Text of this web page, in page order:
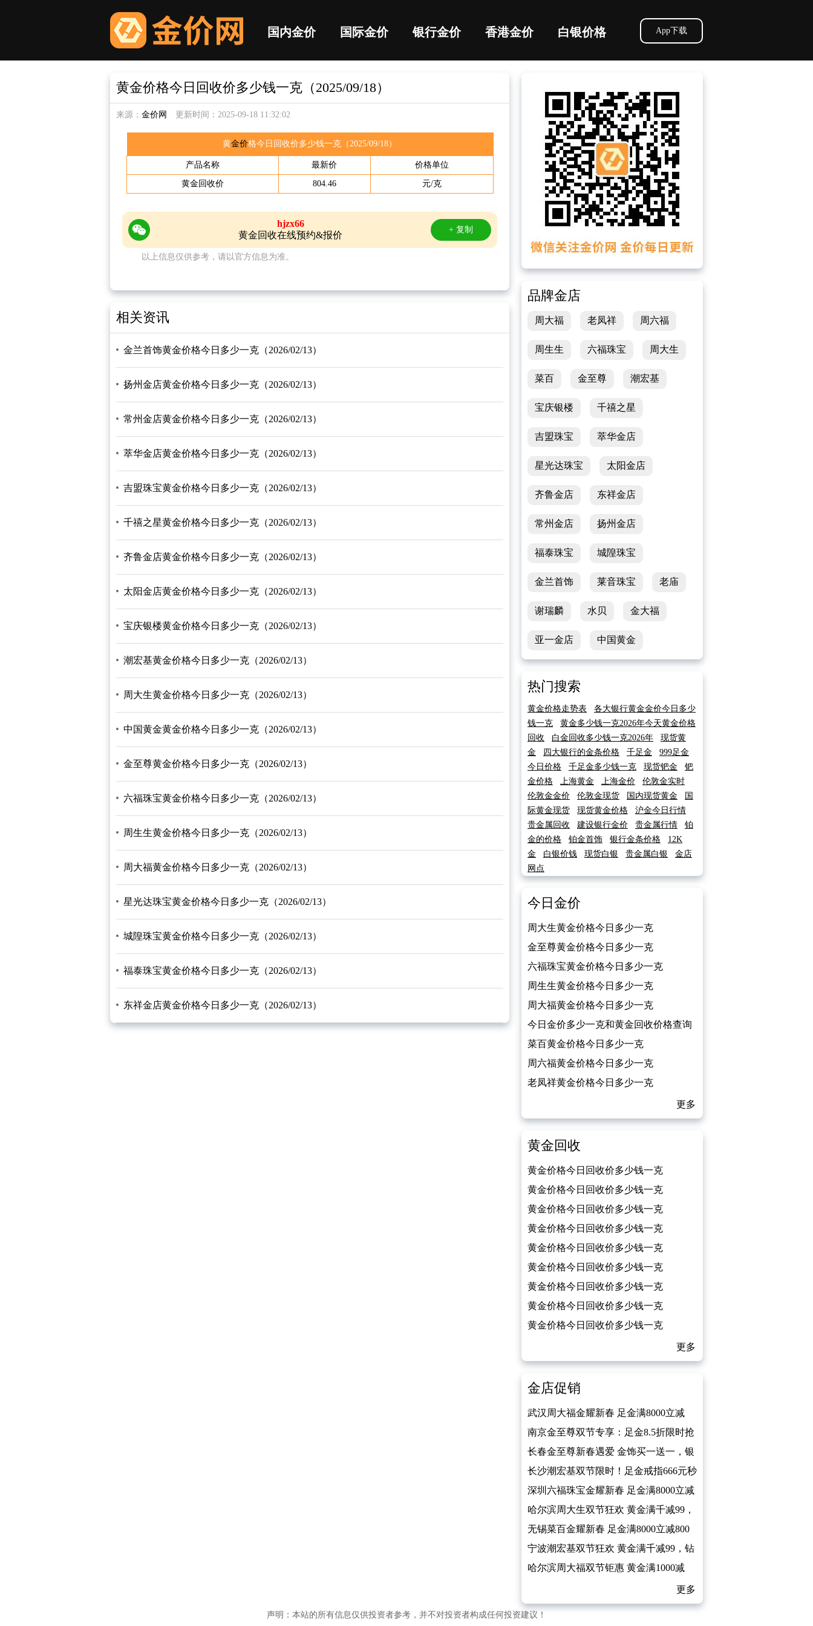
App下载
国内金价 国际金价 银行金价 香港金价 白银价格
黄金价格今日回收价多少钱一克（2025/09/18）
来源： 金价网 更新时间：2025-09-18 11:32:02
黄金价格今日回收价多少钱一克（2025/09/18）
产品名称 最新价 价格单位
黄金 回收价 804.46 元/克
hjzx66
黄金回收在线预约&报价
+ 复制
以上信息仅供参考，请以官方信息为准。
相关资讯
金兰首饰黄金价格今日多少一克（2026/02/13）
扬州金店黄金价格今日多少一克（2026/02/13）
常州金店黄金价格今日多少一克（2026/02/13）
萃华金店黄金价格今日多少一克（2026/02/13）
吉盟珠宝黄金价格今日多少一克（2026/02/13）
千禧之星黄金价格今日多少一克（2026/02/13）
齐鲁金店黄金价格今日多少一克（2026/02/13）
太阳金店黄金价格今日多少一克（2026/02/13）
宝庆银楼黄金价格今日多少一克（2026/02/13）
潮宏基黄金价格今日多少一克（2026/02/13）
周大生黄金价格今日多少一克（2026/02/13）
中国黄金黄金价格今日多少一克（2026/02/13）
金至尊黄金价格今日多少一克（2026/02/13）
六福珠宝黄金价格今日多少一克（2026/02/13）
周生生黄金价格今日多少一克（2026/02/13）
周大福黄金价格今日多少一克（2026/02/13）
星光达珠宝黄金价格今日多少一克（2026/02/13）
城隍珠宝黄金价格今日多少一克（2026/02/13）
福泰珠宝黄金价格今日多少一克（2026/02/13）
东祥金店黄金价格今日多少一克（2026/02/13）
品牌金店
周大福 老凤祥 周六福
周生生 六福珠宝 周大生
菜百 金至尊 潮宏基
宝庆银楼 千禧之星
吉盟珠宝 萃华金店
星光达珠宝 太阳金店
齐鲁金店 东祥金店
常州金店 扬州金店
福泰珠宝 城隍珠宝
金兰首饰 莱音珠宝 老庙
谢瑞麟 水贝 金大福
亚一金店 中国黄金
热门搜索
黄金价格走势表
各大银行黄金金价今日多少
钱一克
黄金多少钱一克2026年今天黄金价格
回收
白金回收多少钱一克2026年
现货黄
金
四大银行的金条价格 千足金
999足金
今日价格
千足金多少钱一克 现货钯金
钯
金价格
上海黄金 上海金价
伦敦金实时
伦敦金金价
伦敦金现货 国内现货黄金
国
际黄金现货
现货黄金价格
沪金今日行情
贵金属回收
建设银行金价 贵金属行情
铂
金的价格
铂金首饰 银行金条价格
12K
金
白银价钱 现货白银 贵金属白银
金店
网点
今日金价
周大生黄金价格今日多少一克
（2026/02/13）
金至尊黄金价格今日多少一克
（2026/02/13）
六福珠宝黄金价格今日多少一克
（2026/02/13）
周生生黄金价格今日多少一克
（2026/02/13）
周大福黄金价格今日多少一克
（2026/02/13）
今日金价多少一克和黄金回收价格查询
（2026/02/13）
菜百黄金价格今日多少一克
（2026/02/13）
周六福黄金价格今日多少一克
（2026/02/13）
老凤祥黄金价格今日多少一克
更多
黄金回收
黄金价格今日回收价多少钱一克
（2026/02/13）
黄金价格今日回收价多少钱一克
（2026/02/12）
黄金价格今日回收价多少钱一克
（2026/02/11）
黄金价格今日回收价多少钱一克
（2026/02/10）
黄金价格今日回收价多少钱一克
（2026/02/09）
黄金价格今日回收价多少钱一克
（2026/02/08）
黄金价格今日回收价多少钱一克
（2026/02/07）
黄金价格今日回收价多少钱一克
（2026/02/06）
黄金价格今日回收价多少钱一克
更多
金店促销
武汉周大福金耀新春 足金满8000立减
800
南京金至尊双节专享：足金8.5折限时抢
长春金至尊新春遇爱 金饰买一送一，银
饰免费送
长沙潮宏基双节限时！足金戒指666元秒
杀
深圳六福珠宝金耀新春 足金满8000立减
800
哈尔滨周大生双节狂欢 黄金满千减99，
钻石5折起
无锡菜百金耀新春 足金满8000立减800
宁波潮宏基双节狂欢 黄金满千减99，钻
石5折起
哈尔滨周大福双节钜惠 黄金满1000减
更多
声明：本站的所有信息仅供投资者参考，并不对投资者构成任何投资建议！